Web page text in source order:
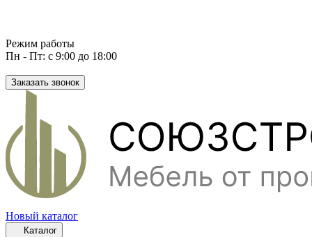
Режим работы
Пн - Пт: с 9:00 до 18:00
Заказать звонок
Новый каталог
Каталог